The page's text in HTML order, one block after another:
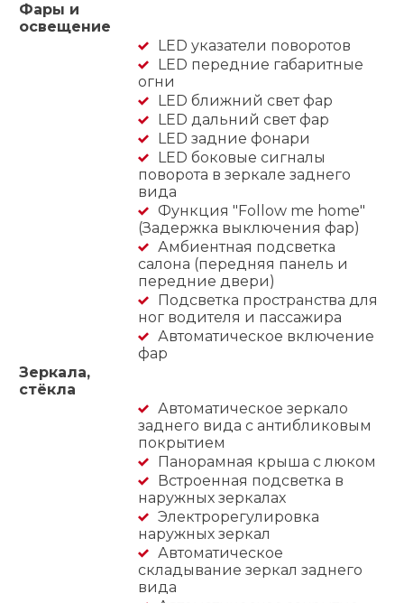
Фары и
освещение
LED указатели поворотов
LED передние габаритные
огни
LED ближний свет фар
LED дальний свет фар
LED задние фонари
LED боковые сигналы
поворота в зеркале заднего
вида
Функция "Follow me home"
(Задержка выключения фар)
Амбиентная подсветка
салона (передняя панель и
передние двери)
Подсветка пространства для
ног водителя и пассажира
Автоматическое включение
фар
Зеркала,
стёкла
Автоматическое зеркало
заднего вида с антибликовым
покрытием
Панорамная крыша с люком
Встроенная подсветка в
наружных зеркалах
Электрорегулировка
наружных зеркал
Автоматическое
складывание зеркал заднего
вида